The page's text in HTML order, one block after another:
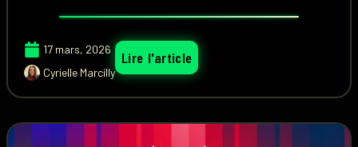
17 mars, 2026
Cyrielle Marcilly
Lire l'article